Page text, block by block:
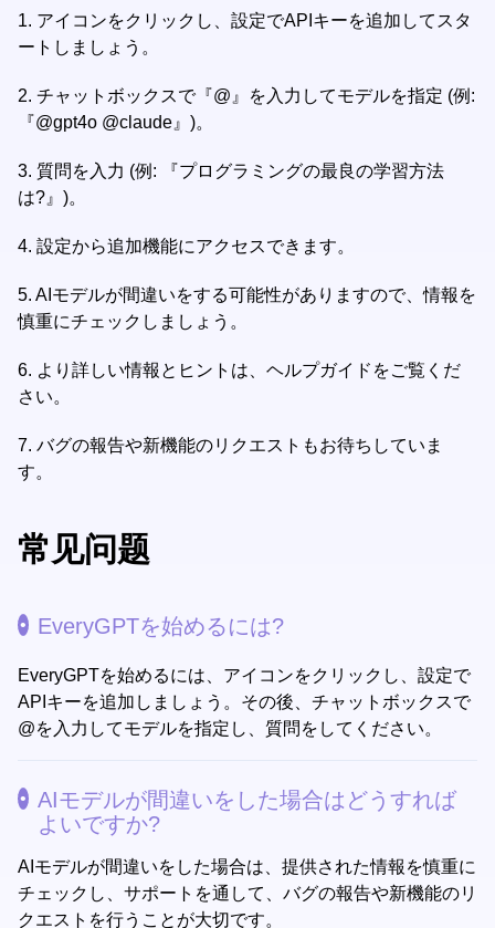
1. アイコンをクリックし、設定でAPIキーを追加してスタ
ートしましょう。
2. チャットボックスで『@』を入力してモデルを指定 (例:
『@gpt4o @claude』)。
3. 質問を入力 (例: 『プログラミングの最良の学習方法
は?』)。
4. 設定から追加機能にアクセスできます。
5. AIモデルが間違いをする可能性がありますので、情報を
慎重にチェックしましょう。
6. より詳しい情報とヒントは、ヘルプガイドをご覧くだ
さい。
7. バグの報告や新機能のリクエストもお待ちしていま
す。
常见问题
EveryGPTを始めるには?
EveryGPTを始めるには、アイコンをクリックし、設定で
APIキーを追加しましょう。その後、チャットボックスで
@を入力してモデルを指定し、質問をしてください。
AIモデルが間違いをした場合はどうすれば
よいですか?
AIモデルが間違いをした場合は、提供された情報を慎重に
チェックし、サポートを通して、バグの報告や新機能のリ
クエストを行うことが大切です。